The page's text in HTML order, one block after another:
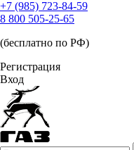
+7 (985) 723-84-59
8 800 505-25-65
(бесплатно по РФ)
Регистрация
Вход